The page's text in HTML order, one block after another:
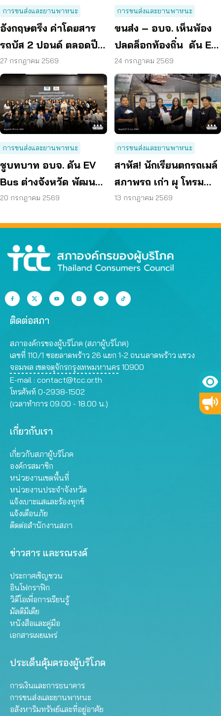
การขนส่งและยานพาหนะ
อังกฤษตรึง ค่าโดยสาร
รถบัส 2 ปอนด์ ตลอดปี
70 ลดค่าครองชีพ
27 กรกฎาคม 2569
การขนส่งและยานพาหนะ
ขนส่ง – อบจ. เห็นพ้อง
ปลดล็อกท้องถิ่น ดัน EV
Bus อยุธยา
24 กรกฎาคม 2569
การขนส่งและยานพาหนะ
ชูบทบาท อบจ. ดัน EV
Bus ต่างจังหวัด พัฒนา
ขนส่งสาธารณะไร้รอย
20 กรกฎาคม 2569
การขนส่งและยานพาหนะ
สาหัส! นักเรียนตกรถเมล์
สภาพรถ เก่า ผุ โทรม
ถามหามาตรฐานรถ
13 กรกฎาคม 2569
ติดต่อสภา
สภาองค์กรของผู้บริโภค (สภาผู้บริโภค)
เลขที่ 110/1 ซอยลาดพร้าว 26 แยก 1-2 ถนนลาดพร้าว แขวง
จอมพล เขตจตุจักรกรุงเทพมหานคร 10900
E-mail : contact@tcc.or.th
โทรศัพท์ 0-2938-1502
(เวลาทำการ 09.00 - 18.00 น.)
เกี่ยวกับเรา
เกี่ยวกับสภาผู้บริโภค
องค์กรสมาชิก
หน่วยงานเขตพื้นที่
หน่วยงานประจำจังหวัด
แจ้งเบาะแสและร้องทุกข์
แจ้งเตือนภัย
ติดต่อสำนักงานสภา
ข่าวสาร และรณรงค์
ประกาศเชิญชวน
อินโฟกราฟิก
วิดีโอเพื่อการเรียนรู้
มัลติมีเดีย
หนังสือและคู่มือ
เอกสารเผยแพร่
ประเด็นคุ้มครองผู้บริโภค
การเงินและการธนาคาร
การขนส่งและยานพาหนะ
อสังหาริมทรัพย์และที่อยู่อาศัย